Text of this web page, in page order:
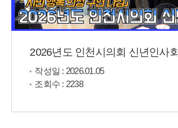
2026년도 인천시의회 신년인사회
작성일 : 2026.01.05
조회수 : 2238